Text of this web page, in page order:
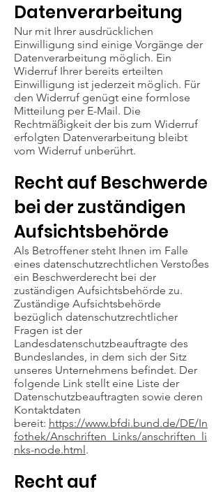
Datenverarbeitung
Nur mit Ihrer ausdrücklichen
Einwilligung sind einige Vorgänge der
Datenverarbeitung möglich. Ein
Widerruf Ihrer bereits erteilten
Einwilligung ist jederzeit möglich. Für
den Widerruf genügt eine formlose
Mitteilung per E-Mail. Die
Rechtmäßigkeit der bis zum Widerruf
erfolgten Datenverarbeitung bleibt
vom Widerruf unberührt.
Recht auf Beschwerde
bei der zuständigen
Aufsichtsbehörde
Als Betroffener steht Ihnen im Falle
eines datenschutzrechtlichen Verstoßes
ein Beschwerderecht bei der
zuständigen Aufsichtsbehörde zu.
Zuständige Aufsichtsbehörde
bezüglich datenschutzrechtlicher
Fragen ist der
Landesdatenschutzbeauftragte des
Bundeslandes, in dem sich der Sitz
unseres Unternehmens befindet. Der
folgende Link stellt eine Liste der
Datenschutzbeauftragten sowie deren
Kontaktdaten
bereit: https://www.bfdi.bund.de/DE/In
fothek/Anschriften_Links/anschriften_li
nks-node.html.
Recht auf